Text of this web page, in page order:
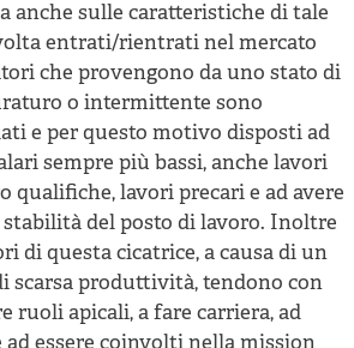
anche sulle caratteristiche di tale
entrati/rientrati nel mercato
che provengono da uno stato di
o intermittente sono
e per questo motivo disposti ad
sempre più bassi, anche lavori
qualifiche, lavori precari e ad avere
stabilità del posto di lavoro. Inoltre
di questa cicatrice, a causa di un
scarsa produttività, tendono con
ruoli apicali, a fare carriera, ad